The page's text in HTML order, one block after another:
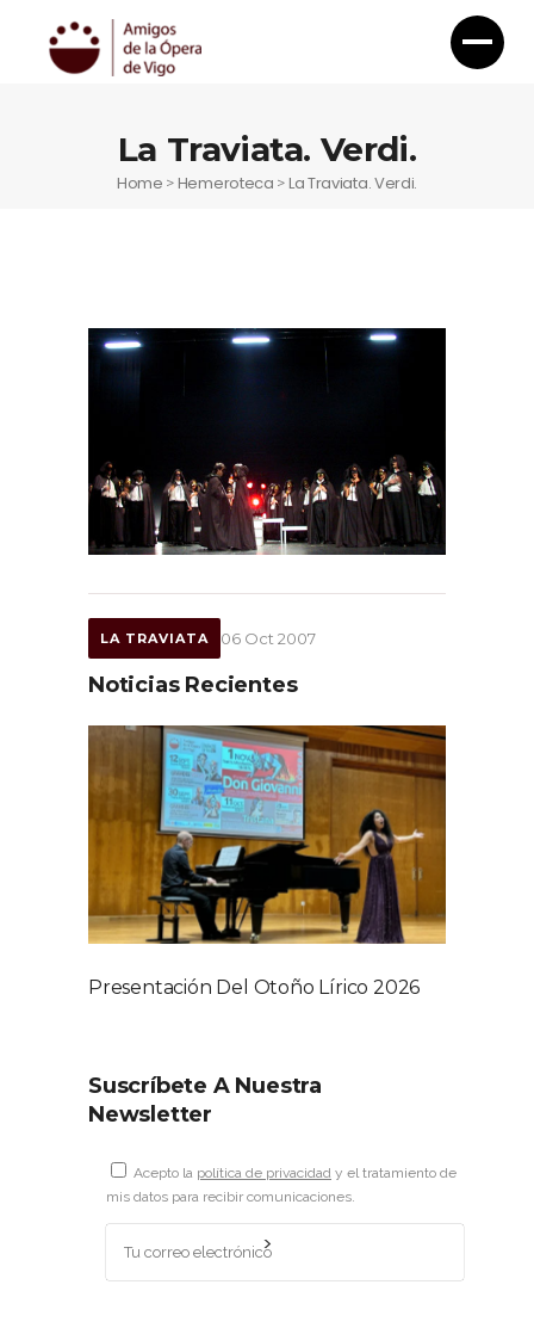
La Traviata. Verdi.
Home >Hemeroteca >La Traviata. Verdi.
LA TRAVIATA 06 Oct 2007
Noticias Recientes
Presentación Del Otoño Lírico 2026
Suscríbete A Nuestra
Newsletter
Acepto la política de privacidad y el tratamiento de
mis datos para recibir comunicaciones.